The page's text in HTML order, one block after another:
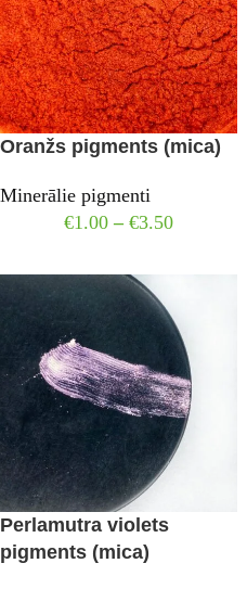
Oranžs pigments (mica)
Minerālie pigmenti
€1.00 – €3.50
Perlamutra violets
pigments (mica)